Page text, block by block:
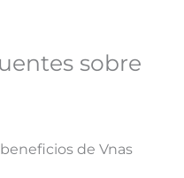
sobre
de Vnas